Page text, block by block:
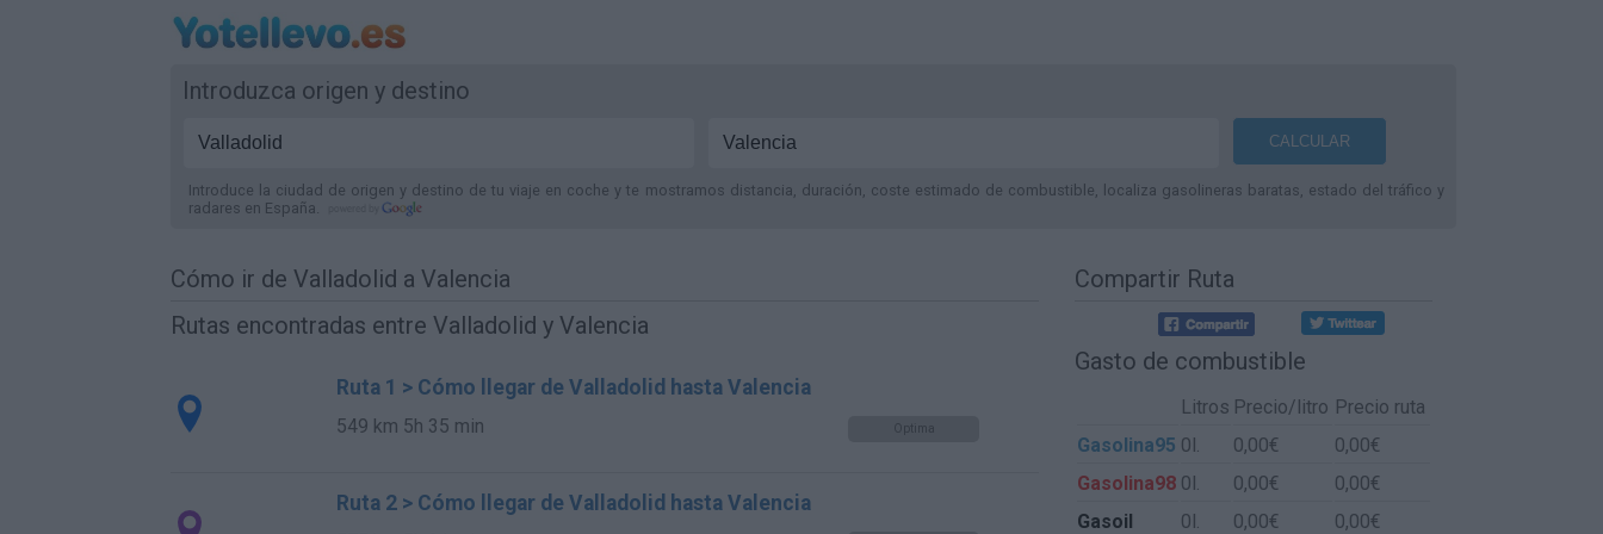
Introduzca origen y destino
Introduce la ciudad de origen y destino de tu viaje en coche y te mostramos distancia, duración, coste estimado de combustible, localiza gasolineras baratas, estado del tráfico y
radares en España.
Cómo ir de Valladolid a Valencia
Rutas encontradas entre Valladolid y Valencia
Ruta 1 > Cómo llegar de Valladolid hasta Valencia
549 km 5h 35 min Optima
Ruta 2 > Cómo llegar de Valladolid hasta Valencia
Compartir Ruta
Gasto de combustible
Litros Precio/litro Precio ruta
Gasolina95 0l. 0,00€
0,00€
Gasolina98 0l. 0,00€
0,00€
Gasoil
0l. 0,00€
0,00€